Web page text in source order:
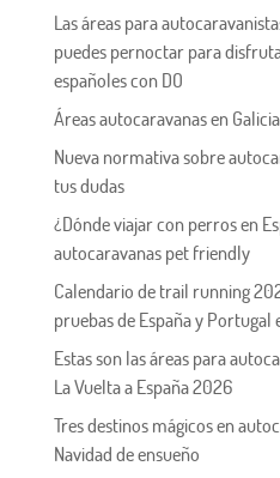
Las áreas para
puedes pernoctar para
españoles con DO
Áreas autocaravanas en
Nueva normativa sobre
tus dudas
¿Dónde viajar con perros en
autocaravanas pet friendly
Calendario de trail running
pruebas de España y Portugal
Estas son las áreas para
La Vuelta a España 2026
Tres destinos mágicos en
Navidad de ensueño